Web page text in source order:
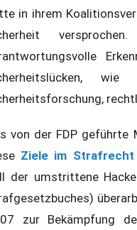
in ihrem
von der FDP geführte
Ziele im Strafrecht
der umstrittene
zur Bekämpfung